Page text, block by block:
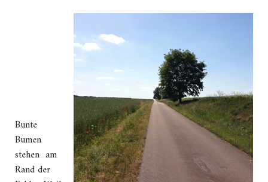
Bunte
Bumen
stehen am
Rand der